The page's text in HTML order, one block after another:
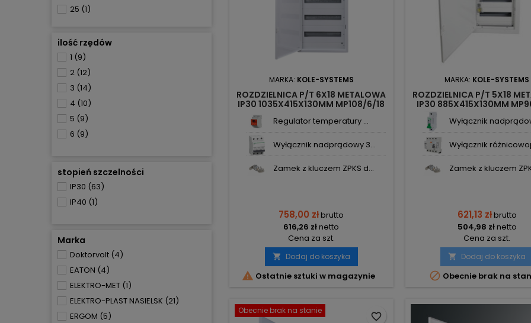
25 (1)
ilość rzędów
1 (9)
2 (12)
3 (14)
4 (10)
5 (9)
6 (9)
stopień szczelności
IP30 (63)
IP40 (1)
Marka
Doktorvolt (4)
EATON (4)
ELEKTRO-MET (1)
ELEKTRO-PLAST NASIELSK (21)
ERGOM (5)
MARKA: KOLE-SYSTEMS
ROZDZIELNICA P/T 6X18 METALOWA
IP30 1035X415X130MM MP108/6/18
Regulator temperatury ...
Wyłącznik nadprądowy 3...
Zamek z kluczem ZPKS d...
758,00 złbrutto
616,26 złnetto
Cena za szt.
 Dodaj do koszyka
 Ostatnie sztuki w magazynie
MARKA: KOLE-SYSTEMS
ROZDZIELNICA P/T 5X18
IP30 885X415X130MM
Wyłącznik
Wyłącznik
Zamek z kluczem
621,13 złbrutto
504,98 złnetto
Cena za szt.
 Dodaj do koszyka
 Obecnie brak na
Obecnie brak na stanie
favorite_border